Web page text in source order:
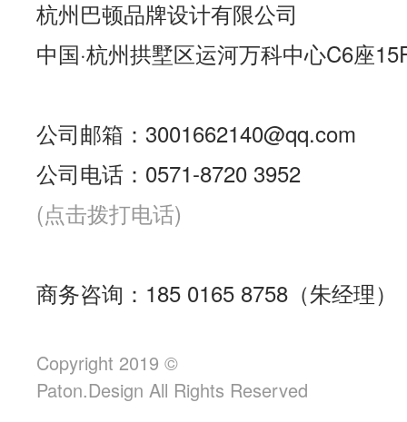
杭州巴顿品牌设计有限公司
中国·杭州拱墅区运河万科中心C6座
公司邮箱：3001662140@qq.com
公司电话：0571-8720 3952
(点击拨打电话)
商务咨询：185 0165 8758（朱经理）
Copyright 2019 ©
Paton.Design All Rights Reserved